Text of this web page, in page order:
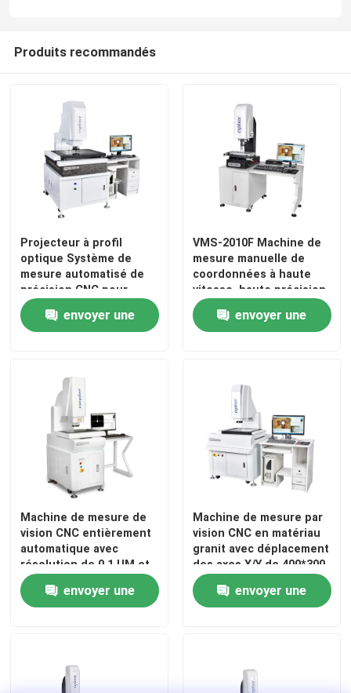
Produits recommandés
Projecteur à profil
optique Système de
mesure automatisé de
précision CNC pour
l'inspection des
composantsenvoyer une
VMS-2010F Machine de
mesure manuelle de
coordonnées à haute
vitesse, haute précision
et logiciel d'inspection
3D pour le contrôle de la
envoyer une
Machine de mesure de
vision CNC entièrement
automatique avec
résolution de 0,1 UM et
matériau granitique
pour la mesure optique
de précision
envoyer une
Machine de mesure par
vision CNC en matériau
granit avec déplacement
des axes X/Y de 400*300
et modèle CNC-4030AH
envoyer une